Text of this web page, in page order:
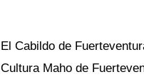
El Cabildo de
Cultura Maho de